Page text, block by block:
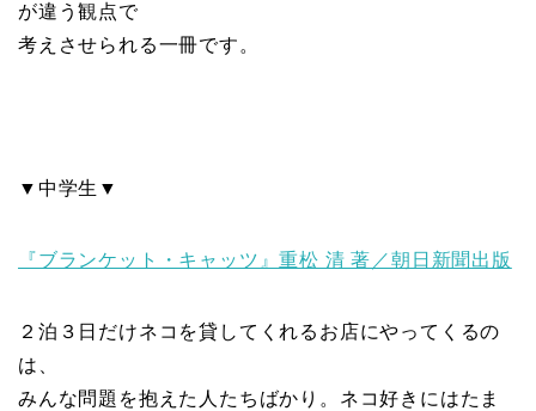
が違う観点で
考えさせられる一冊です。
▼中学生▼
『ブランケット・キャッツ』重松 清 著／朝日新聞出版
２泊３日だけネコを貸してくれるお店にやってくるの
は、
みんな問題を抱えた人たちばかり。ネコ好きにはたま